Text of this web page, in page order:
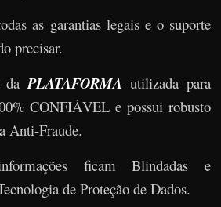
as garantias legais e o suporte
precisar.
daPLATAFORMA utilizada para
CONFIÁVEL e possui robusto
Anti-Fraude.
ficam Blindadas e
de Proteção de Dados.